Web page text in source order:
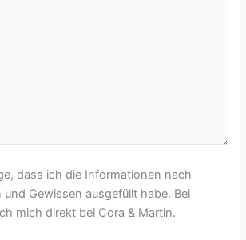
dass ich die Informationen nach
und Gewissen ausgefüllt habe. Bei
mich direkt bei Cora & Martin.